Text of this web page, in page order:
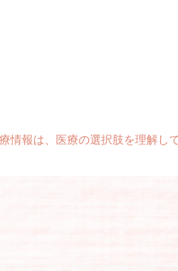
情報は、医療の選択肢を理解し